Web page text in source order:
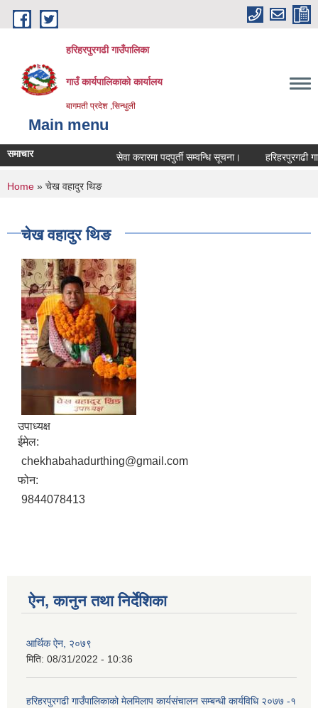
Skip to main content
हरिहरपुरगढी गाउँपालिका
गाउँ कार्यपालिकाको कार्यालय
बागमती प्रदेश ,सिन्धुली
Main menu
समाचार सेवा करारमा पदपुर्ती सम्वन्धि सूचना। हरिहरपुरगढी
You are here
Home » चेख वहादुर थिङ
चेख वहादुर थिङ
उपाध्यक्ष
ईमेल:
chekhabahadurthing@gmail.com
फोन:
9844078413
ऐन, कानुन तथा निर्देशिका
आर्थिक ऐन, २०७९
मिति: 08/31/2022 - 10:36
हरिहरपुरगढी गाउँपालिकाको मेलमिलाप कार्यसंचालन सम्बन्धी कार्यविधि २०७७ -१